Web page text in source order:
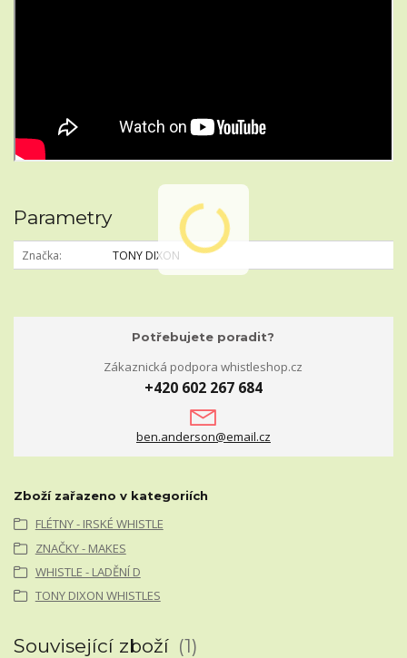
Parametry
Značka TONY DIXON
Potřebujete poradit?
Zákaznická podpora whistleshop.cz
+420 602 267 684
ben.anderson@email.cz
Zboží zařazeno v kategoriích
FLÉTNY - IRSKÉ WHISTLE
ZNAČKY - MAKES
WHISTLE - LADĚNÍ D
TONY DIXON WHISTLES
Související zboží 1